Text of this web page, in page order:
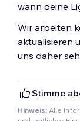
wann deine
Wir arbeiten
aktualisieren
uns daher
Stimme
Hinweis: Alle